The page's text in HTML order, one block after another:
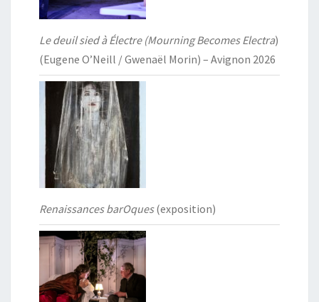
Le deuil sied à Électre (Mourning Becomes Electra)
(Eugene O’Neill / Gwenaël Morin) – Avignon 2026
Renaissances barOques(exposition)